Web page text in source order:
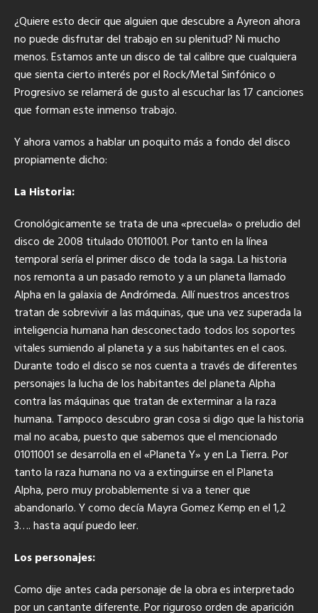
¿Quiere esto decir que alguien que descubre a Ayreon ahora
no puede disfrutar del trabajo en su plenitud? Ni mucho
menos. Estamos ante un disco de tal calibre que cualquiera
que sienta cierto interés por el Rock/Metal Sinfónico o
Progresivo se relamerá de gusto al escuchar las 17 canciones
que forman este inmenso trabajo.
Y ahora vamos a hablar un poquito más a fondo del disco
propiamente dicho:
La Historia:
Cronológicamente se trata de una «precuela» o preludio del
disco de 2008 titulado 01011001. Por tanto en la línea
temporal sería el primer disco de toda la saga. La historia
nos remonta a un pasado remoto y a un planeta llamado
Alpha en la galaxia de Andrómeda. Allí nuestros ancestros
tratan de sobrevivir a las máquinas, que una vez superada la
inteligencia humana han desconectado todos los soportes
vitales sumiendo al planeta y a sus habitantes en el caos.
Durante todo el disco se nos cuenta a través de diferentes
personajes la lucha de los habitantes del planeta Alpha
contra las máquinas que tratan de exterminar a la raza
humana. Tampoco descubro gran cosa si digo que la historia
mal no acaba, puesto que sabemos que el mencionado
01011001 se desarrolla en el «Planeta Y» y en La Tierra. Por
tanto la raza humana no va a extinguirse en el Planeta
Alpha, pero muy probablemente si va a tener que
abandonarlo. Y como decía Mayra Gomez Kemp en el 1,2
3…. hasta aquí puedo leer.
Los personajes:
Como dije antes cada personaje de la obra es interpretado
por un cantante diferente. Por riguroso orden de aparición